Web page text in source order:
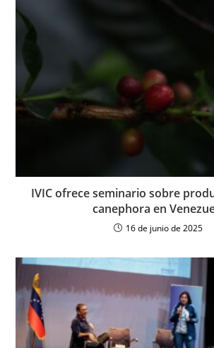
IVIC ofrece seminario sobre
canephora en
16 de junio de 2025